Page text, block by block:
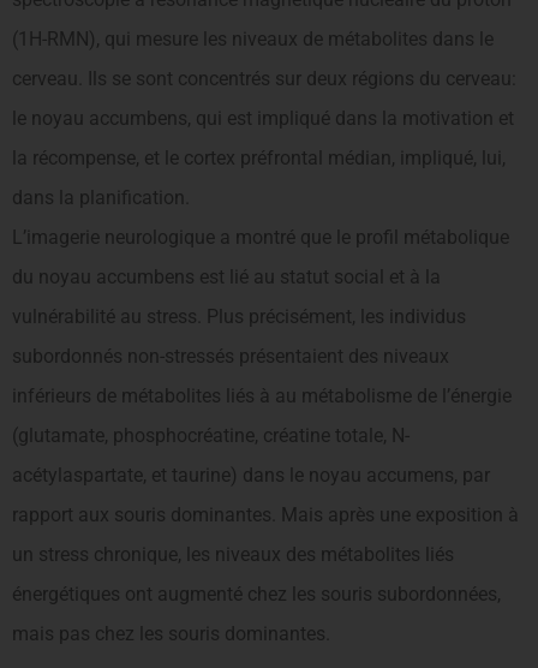
(1H-RMN), qui mesure les niveaux de métabolites dans le
cerveau. Ils se sont concentrés sur deux régions du cerveau:
le noyau accumbens, qui est impliqué dans la motivation et
la récompense, et le cortex préfrontal médian, impliqué, lui,
dans la planification.
L’imagerie neurologique a montré que le profil métabolique
du noyau accumbens est lié au statut social et à la
vulnérabilité au stress. Plus précisément, les individus
subordonnés non-stressés présentaient des niveaux
inférieurs de métabolites liés à au métabolisme de l’énergie
(glutamate, phosphocréatine, créatine totale, N-
acétylaspartate, et taurine) dans le noyau accumens, par
rapport aux souris dominantes. Mais après une exposition à
un stress chronique, les niveaux des métabolites liés
énergétiques ont augmenté chez les souris subordonnées,
mais pas chez les souris dominantes.